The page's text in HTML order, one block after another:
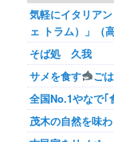
気軽にイタリア
ェ トラム）」（
そば処 久我
サメを食す
ご
全国No.1やなで｢
茂木の自然を味